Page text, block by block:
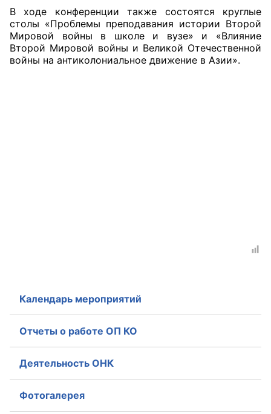
Доходы руководителя за 2024 г.
В ходе конференции также состоятся круглые
столы «Проблемы преподавания истории Второй
Мировой войны в школе и вузе» и «Влияние
Второй Мировой войны и Великой Отечественной
войны на антиколониальное движение в Азии».
Календарь мероприятий
Отчеты о работе ОП КО
Деятельность ОНК
Фотогалерея